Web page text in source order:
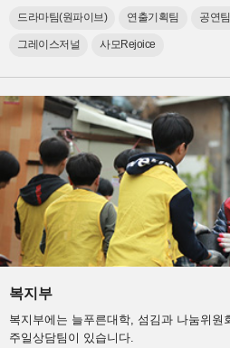
드라마팀(원파이브) 연출기획팀 공연
그레이스저널 사모Rejoice
복지부
복지부에는 늘푸른대학, 섬김과 나눔위원
주일상담팀이 있습니다.